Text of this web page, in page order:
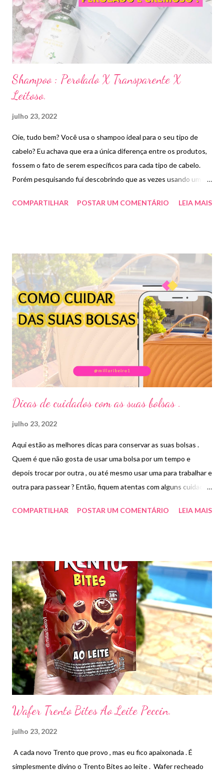
Shampoo : Perolado X Transparente X
Leitoso.
julho 23, 2022
Oie, tudo bem? Você usa o shampoo ideal para o seu tipo de
cabelo? Eu achava que era a única diferença entre os produtos,
fossem o fato de serem específicos para cada tipo de cabelo.
Porém pesquisando fui descobrindo que as vezes usando um
isso , fui observando as diferenças entre os produtos :
COMPARTILHAR POSTAR UM COMENTÁRIO LEIA MAIS
Dicas de cuidados com as suas bolsas .
julho 23, 2022
Aqui estão as melhores dicas para conservar as suas bolsas .
Quem é que não gosta de usar uma bolsa por um tempo e
depois trocar por outra , ou até mesmo usar uma para trabalhar e
outra para passear ? Então, fiquem atentas com alguns cuidados
bolsa vazia ; 👜 2- Higienize a bolsa antes de guarda-la ( eu uso
colocar saquinhos ou papel por dentro para fazer um
enchimento ; 👜 5- Guarde sempre dentro de um saco (de tnt ou
algodão/ muitas já até vêm com ele) assim evitamos poeira , 👜
6- Evite lugares úmidos para guardar, 👜 7- Se a bolsa for de
couro , eu uso hidratante ( corporal) para hidratar e durar mais .
COMPARTILHAR POSTAR UM COMENTÁRIO LEIA MAIS
Wafer Trento Bites Ao Leite Peccin.
julho 23, 2022
A cada novo Trento que provo , mas eu fico apaixonada . É
simplesmente divino o Trento Bites ao leite . Wafer recheado